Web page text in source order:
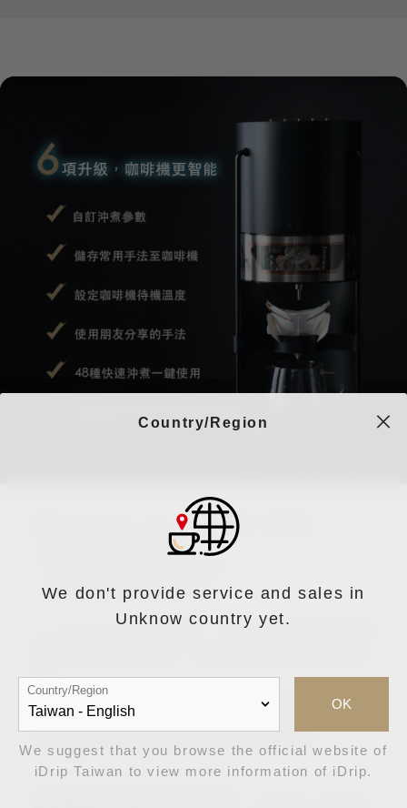
僅限 iDrip Da Vinci 一代機用戶的優惠
● 硬體升級加裝藍牙
● 可遙控咖啡機進行沖煮
※ 訂單已包含來回運費，下單後將由客服與您聯
備。
※ iDrip將收回原已擁有iDrip智能手沖咖啡機
IDE101或IDE101-1型號進行硬體功能升級，升
級完成後iDrip將會寄回咖啡機回咖啡機。
Country/Region
We don't provide service and sales in
Unknow country yet.
Country/Region
OK
We suggest that you browse the official website of
iDrip Taiwan to view more information of iDrip.